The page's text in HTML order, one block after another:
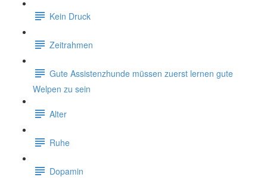
Kein Druck
Zeitrahmen
Gute Assistenzhunde müssen zuerst lernen gute
Welpen zu sein
Alter
Ruhe
Dopamin